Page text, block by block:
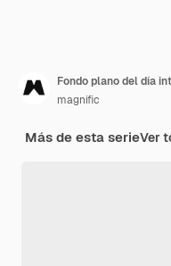
Fondo plano del día
magnific
Más de esta serieVer